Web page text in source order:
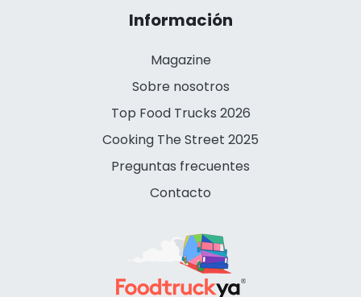
Información
Magazine
Sobre nosotros
Top Food Trucks 2026
Cooking The Street 2025
Preguntas frecuentes
Contacto